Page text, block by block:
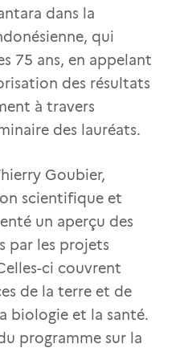
dans la
qui
75 ans, en appelant
des résultats
à travers
des lauréats.
Goubier,
scientifique et
un aperçu des
par les projets
ci couvrent
de la terre et de
biologie et la santé.
programme sur la